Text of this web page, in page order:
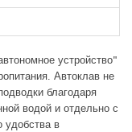
устройство"
Автоклав не
благодаря
водой и отдельно с
удобства в